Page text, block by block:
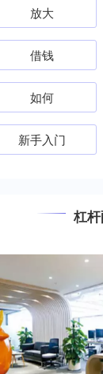
放大
借钱
如何
新手入门
杠